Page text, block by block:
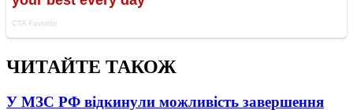
ЧИТАЙТЕ ТАКОЖ
У МЗС РФ відкинули можливість завершення